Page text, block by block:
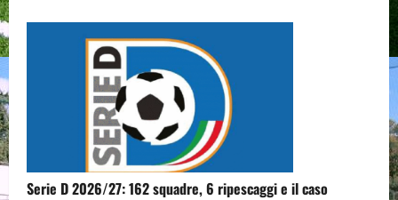
Serie D 2026/27: 162 squadre, 6 ripescaggi e il caso